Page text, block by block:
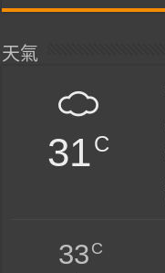
天氣
31C
33C